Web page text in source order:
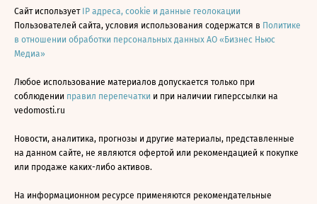
Сайт использует IP адреса, cookie и данные геолокации
Пользователей сайта, условия использования содержатся в Политике
в отношении обработки персональных данных АО «Бизнес Ньюс
Медиа»
Любое использование материалов допускается только при
соблюдении правил перепечатки и при наличии гиперссылки на
vedomosti.ru
Новости, аналитика, прогнозы и другие материалы, представленные
на данном сайте, не являются офертой или рекомендацией к покупке
или продаже каких-либо активов.
На информационном ресурсе применяются рекомендательные